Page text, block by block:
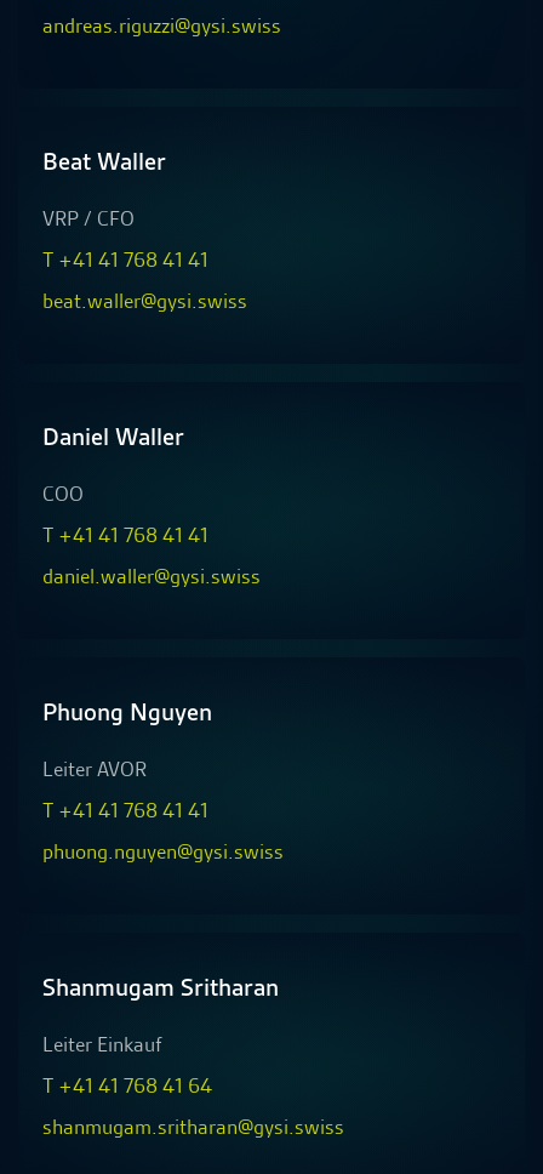
andreas.riguzzi@gysi.swiss
Beat Waller
VRP / CFO
T +41 41 768 41 41
beat.waller@gysi.swiss
Daniel Waller
COO
T +41 41 768 41 41
daniel.waller@gysi.swiss
Phuong Nguyen
Leiter AVOR
T +41 41 768 41 41
phuong.nguyen@gysi.swiss
Shanmugam Sritharan
Leiter Einkauf
T +41 41 768 41 64
shanmugam.sritharan@gysi.swiss